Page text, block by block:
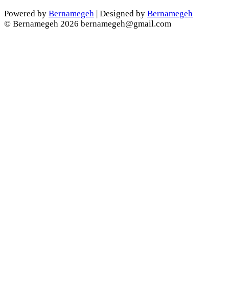
Powered by Bernamegeh | Designed by Bernamegeh
© Bernamegeh 2026 bernamegeh@gmail.com